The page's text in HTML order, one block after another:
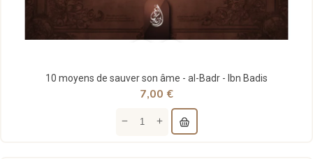
10 moyens de sauver son âme - al-Badr - Ibn Badis
7,00 €